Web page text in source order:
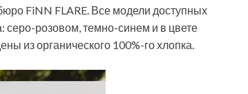
FiNN FLARE. Все модели доступных
серо-розовом, темно-синем и в цвете
из органического 100%-го хлопка.